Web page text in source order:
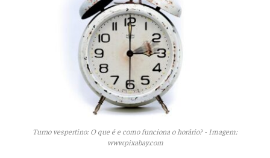
Turno vespertino: O que é e como funciona o horário? - Imagem:
www.pixabay.com